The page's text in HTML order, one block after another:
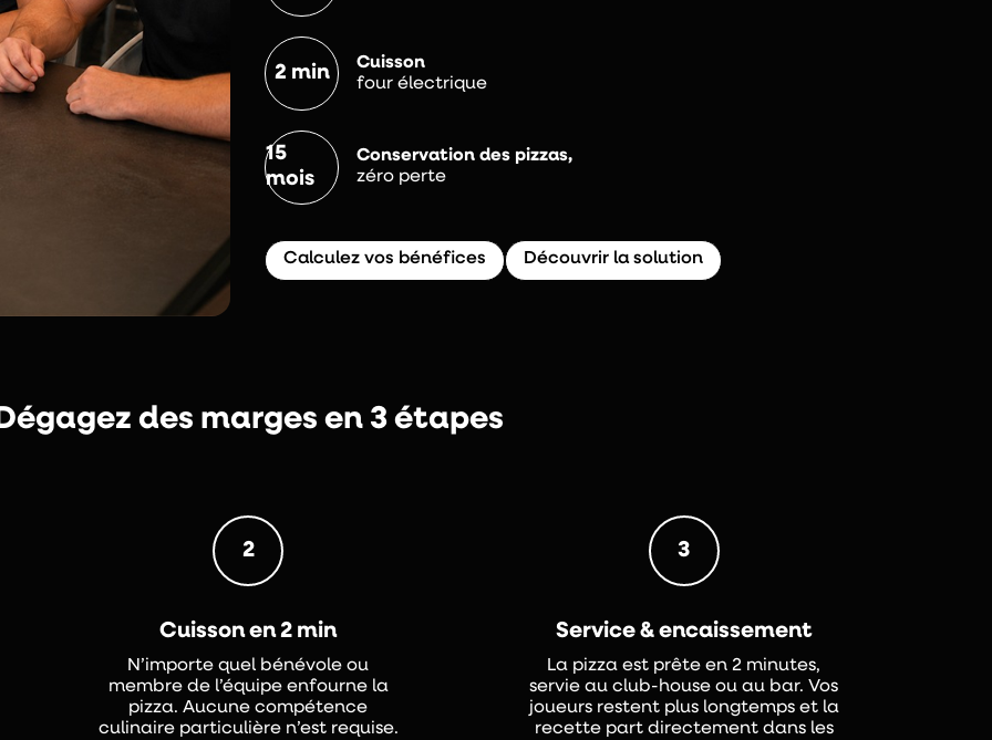
2 min
Cuisson
four électrique
15
mois
Conservation des pizzas,
zéro perte
Calculez vos bénéfices Découvrir la solution
des marges en 3 étapes
2
Cuisson en 2 min
N’importe quel bénévole ou
membre de l’équipe enfourne la
pizza. Aucune compétence
culinaire particulière n’est requise.
3
Service & encaissement
La pizza est prête en 2 minutes,
servie au club-house ou au bar. Vos
joueurs restent plus longtemps et la
recette part directement dans les